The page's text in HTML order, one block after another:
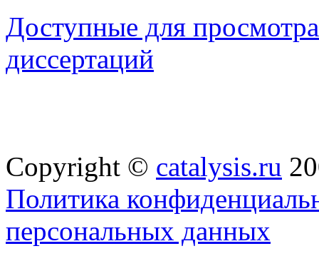
Доступные для
диссертаций
Copyright © catalysis.ru
Политика
персональных данных